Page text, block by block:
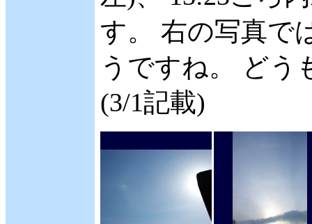
す。 右の写真で
うですね。 どう
(3/1記載)